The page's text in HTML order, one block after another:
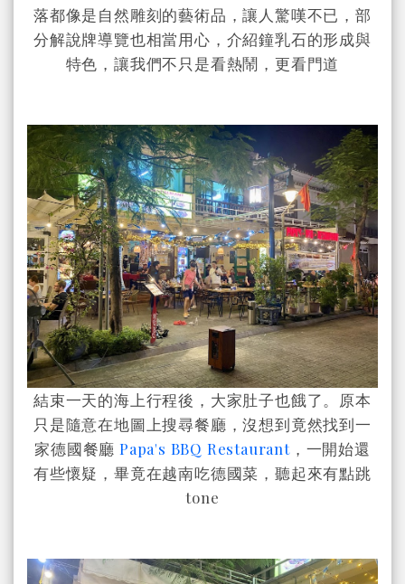
落都像是自然雕刻的藝術品，讓人驚嘆不已，部
分解說牌導覽也相當用心，介紹鐘乳石的形成與
特色，讓我們不只是看熱鬧，更看門道
結束一天的海上行程後，大家肚子也餓了。原本
只是隨意在地圖上搜尋餐廳，沒想到竟然找到一
家德國餐廳 Papa's BBQ Restaurant，一開始還
有些懷疑，畢竟在越南吃德國菜，聽起來有點跳
tone